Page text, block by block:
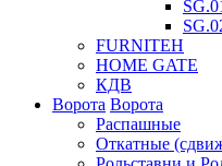
FURNITEH
HOME GATE
КДВ
Ворота Ворота
Распашные
Откатные